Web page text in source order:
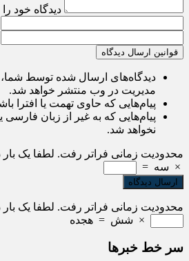
دیدگاه خود را
قوانین ارسال دیدگاه
دیدگاه‌های ارسال شده توسط شما،
مدیریت در وب منتشر خواهد شد.
پیام‌هایی که حاوی تهمت یا افترا
پیام‌هایی که به غیر از زبان فارسی
نخواهد شد.
محدودیت زمانی فراتر رفت. لطفا یک بار
× سه =
محدودیت زمانی فراتر رفت. لطفا یک بار
× شش = هجده
سر خط خبرها